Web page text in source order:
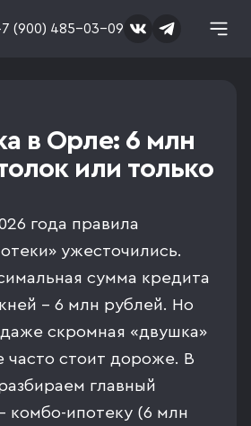
(900) 485-03-09
в Орле: 6 млн
или только
года правила
ужесточились.
сумма кредита
- 6 млн рублей. Но
даже скромная «двушка»
часто стоит дороже. В
главный
комбо-ипотеку (6 млн